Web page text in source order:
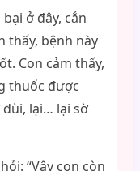
ở đây, cắn
thấy, bệnh này
Con cảm thấy,
thuốc được
lại… lại sờ
“Vậy con còn